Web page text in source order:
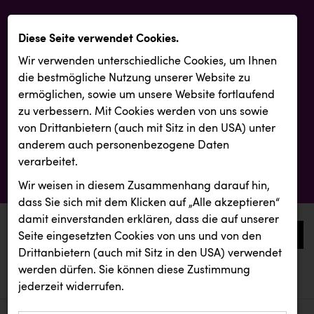
0
aktuelle aussendungen
aktuelle aussendungen
Diese Seite verwendet Cookies.
Wir verwenden unterschiedliche Cookies, um Ihnen
die best­mögliche Nutzung unserer Website zu
ermöglichen, sowie um unsere Website fortlaufend
zu verbessern. Mit Cookies werden von uns sowie
von Drittanbietern (auch mit Sitz in den USA) unter
anderem auch personenbezogene Daten
verarbeitet.
Wir weisen in diesem Zusammenhang darauf hin,
dass Sie sich mit dem Klicken auf „Alle akzeptieren“
damit ein­ver­standen erklären, dass die auf unserer
Seite eingesetzten Cookies von uns und von den
Drittanbietern (auch mit Sitz in den USA) verwendet
werden dürfen. Sie können diese Zustimmung
jederzeit widerrufen.